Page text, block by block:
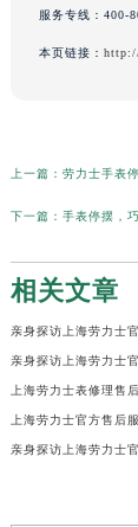
服务专线： 400-
本页链接：
上一篇： 劳力士手表
下一篇： 手表停摆，
相关文章